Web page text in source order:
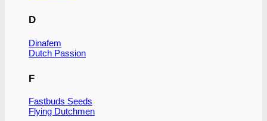
D
Dinafem
Dutch Passion
F
Fastbuds Seeds
Flying Dutchmen